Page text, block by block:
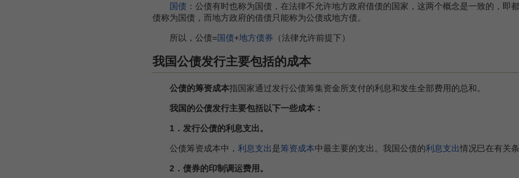
国债 ：公债有时也称为国债，在法律不允许地方政府借债的国家，这两个概念是一致的，
债称为国债，而地方政府的借债只能称为公债或地方债。
所以，公债=国债+地方债券 （法律允许前提下）
我国公债发行主要包括的成本
公债的筹资成本指国家通过发行公债筹集资金所支付的利息和发生全部费用的总和。
我国的公债发行主要包括以下一些成本：
1．发行公债的利息支出。
公债筹资成本中， 利息支出是筹资成本中最主要的支出。我国公债的利息支出情况巳在有关
2．债券的印制调运费用。